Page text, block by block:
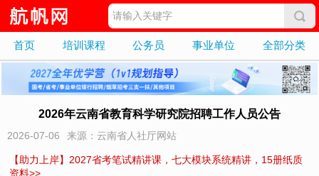
首页 培训课程 公务员 事业单位 全部分类
2026年云南省教育科学研究院招聘工作人员公告
2026-07-06 来源：云南省人社厅网站
【助力上岸】2027省考笔试精讲课，七大模块系统精讲，15册纸质
资料>>